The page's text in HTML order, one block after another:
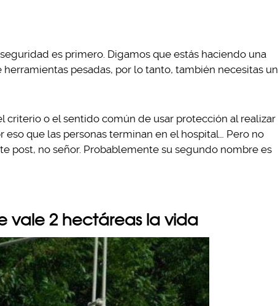
es primero. Digamos que estás haciendo una
pesadas, por lo tanto, también necesitas un
criterio o el sentido común de usar protección al realizar
que las personas terminan en el hospital… Pero no
post, no señor. Probablemente su segundo nombre es
vale 2 hectáreas la vida